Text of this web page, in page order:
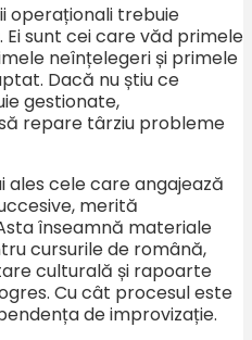
operaționali trebuie
sunt cei care văd primele
neînțelegeri și primele
Dacă nu știu ce
gestionate,
repare târziu probleme
ales cele care angajează
merită
înseamnă materiale
cursurile de română,
culturală și rapoarte
Cu cât procesul este
de improvizație.